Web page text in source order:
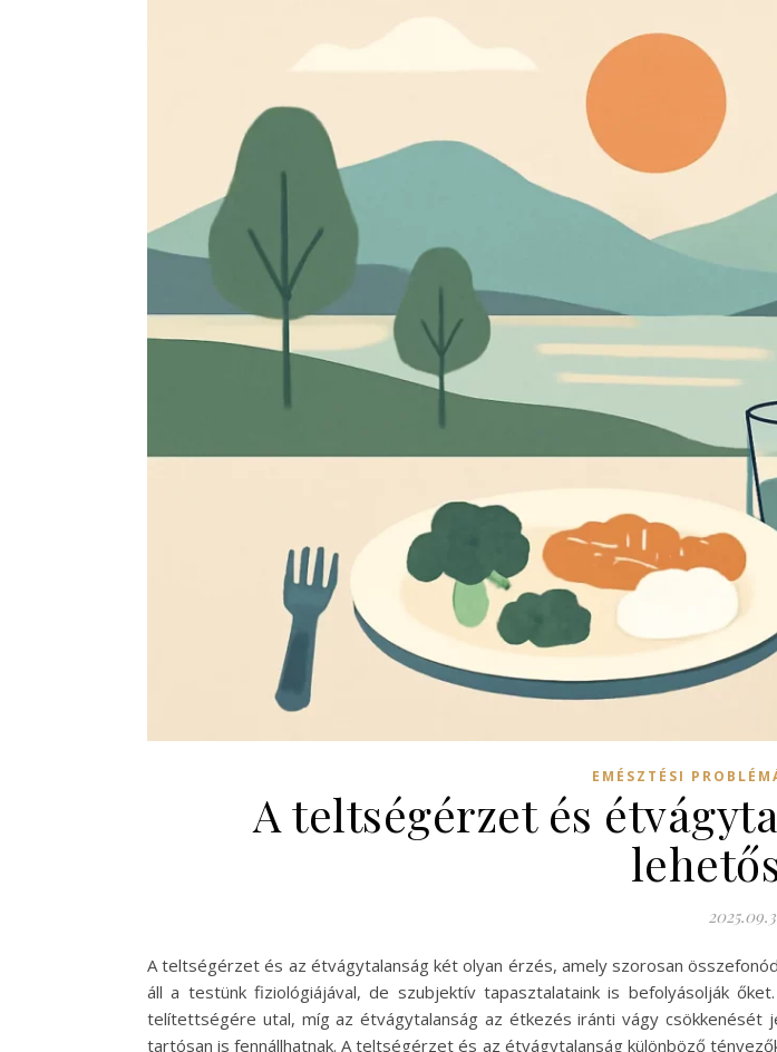
EMÉSZTÉSI
A teltségérzet és
A teltségérzet és az étvágytalanság két olyan érzés, amely szorosan
áll a testünk fiziológiájával, de szubjektív tapasztalataink is befolyásolják
telítettségére utal, míg az étvágytalanság az étkezés iránti vágy csökkenését
tartósan is fennállhatnak. A teltségérzet és az étvágytalanság különböző